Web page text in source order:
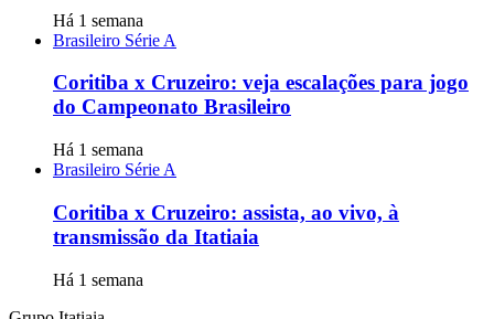
Há 1 semana
Brasileiro Série A
Coritiba x Cruzeiro: veja escalações para jogo
do Campeonato Brasileiro
Há 1 semana
Brasileiro Série A
Coritiba x Cruzeiro: assista, ao vivo, à
transmissão da Itatiaia
Há 1 semana